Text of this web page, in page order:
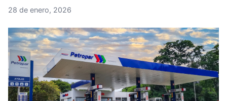
28 de enero, 2026